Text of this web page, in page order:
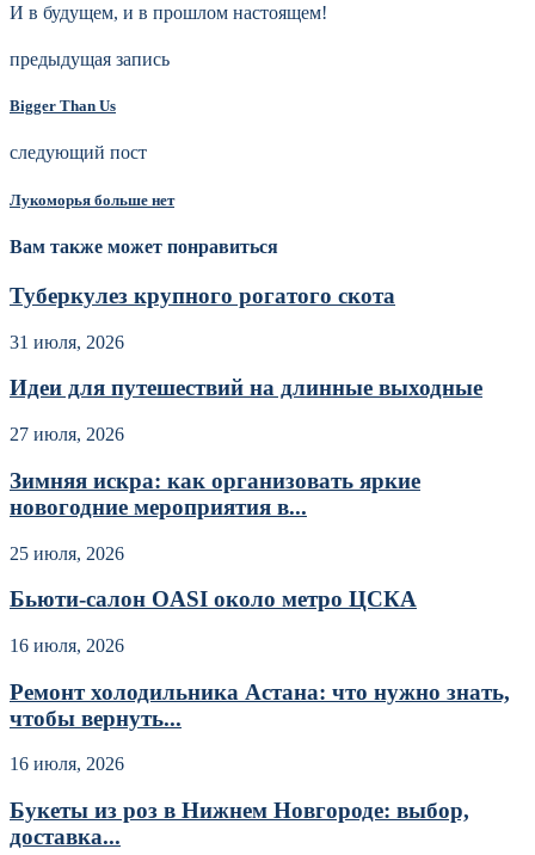
И в будущем, и в прошлом настоящем!
предыдущая запись
Bigger Than Us
следующий пост
Лукоморья больше нет
Вам также может понравиться
Туберкулез крупного рогатого скота
31 июля, 2026
Идеи для путешествий на длинные выходные
27 июля, 2026
Зимняя искра: как организовать яркие
новогодние мероприятия в...
25 июля, 2026
Бьюти-салон OASI около метро ЦСКА
16 июля, 2026
Ремонт холодильника Астана: что нужно знать,
чтобы вернуть...
16 июля, 2026
Букеты из роз в Нижнем Новгороде: выбор,
доставка...